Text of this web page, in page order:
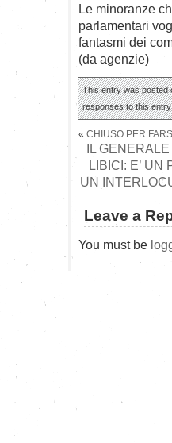
Le minoranze
parlamentari
fantasmi dei
(da agenzie)
This entry was posted
responses to this
« CHIUSO PER
IL
LIBICI: E’ UN
UN
Leave a
You must be